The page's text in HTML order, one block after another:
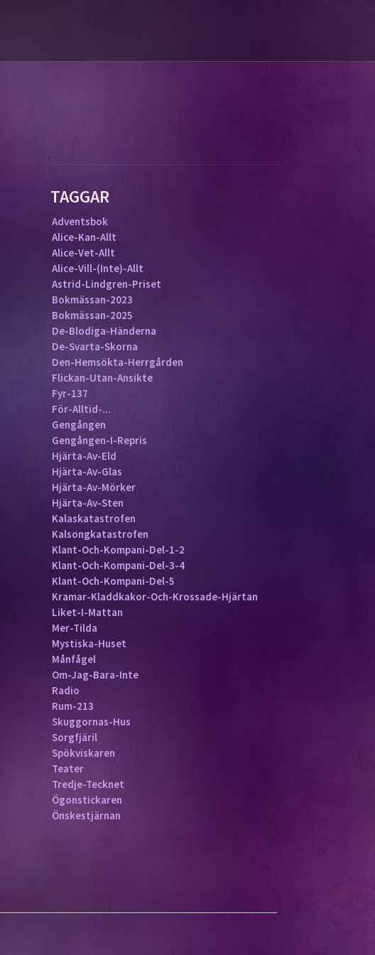
TAGGAR
Adventsbok
Alice-Kan-Allt
Alice-Vet-Allt
Alice-Vill-(inte)-Allt
Astrid-Lindgren-Priset
Bokmässan-2023
Bokmässan-2025
De-Blodiga-Händerna
De-Svarta-Skorna
Den-Hemsökta-Herrgården
Flickan-Utan-Ansikte
Fyr-137
För-Alltid-...
Gengången
Gengången-I-Repris
Hjärta-Av-Eld
Hjärta-Av-Glas
Hjärta-Av-Mörker
Hjärta-Av-Sten
Kalaskatastrofen
Kalsongkatastrofen
Klant-Och-Kompani-Del-1-2
Klant-Och-Kompani-Del-3-4
Klant-Och-Kompani-Del-5
Kramar-Kladdkakor-Och-Krossade-Hjärtan
Liket-I-Mattan
Mer-Tilda
Mystiska-Huset
Månfågel
Om-Jag-Bara-Inte
Radio
Rum-213
Skuggornas-Hus
Sorgfjäril
Spökviskaren
Teater
Tredje-Tecknet
Ögonstickaren
Önskestjärnan